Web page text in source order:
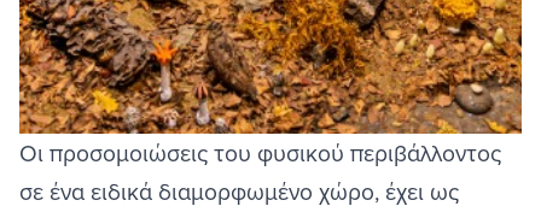
Οι προσομοιώσεις του φυσικού περιβάλλοντος
σε ένα ειδικά διαμορφωμένο χώρο, έχει ως